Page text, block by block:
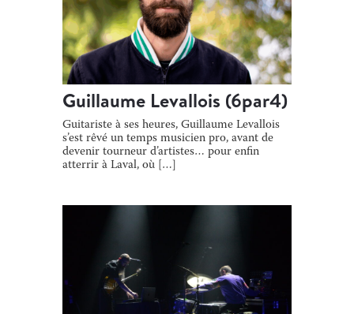
Guillaume Levallois (6par4)
Guitariste à ses heures, Guillaume Levallois
s’est rêvé un temps musicien pro, avant de
devenir tourneur d’artistes… pour enfin
atterrir à Laval, où […]